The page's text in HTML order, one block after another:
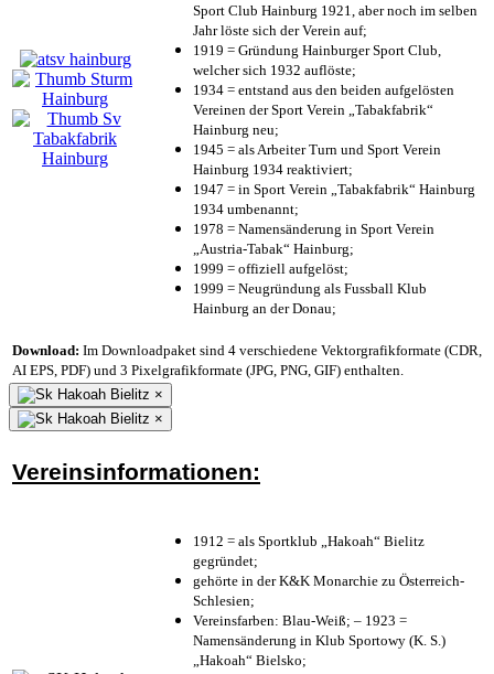
Sport Club Hainburg 1921, aber noch im selben
Jahr löste sich der Verein auf;
1919 = Gründung Hainburger Sport Club,
welcher sich 1932 auflöste;
1934 = entstand aus den beiden aufgelösten
Vereinen der Sport Verein „Tabakfabrik“
Hainburg neu;
1945 = als Arbeiter Turn und Sport Verein
Hainburg 1934 reaktiviert;
1947 = in Sport Verein „Tabakfabrik“ Hainburg
1934 umbenannt;
1978 = Namensänderung in Sport Verein
„Austria-Tabak“ Hainburg;
1999 = offiziell aufgelöst;
1999 = Neugründung als Fussball Klub
Hainburg an der Donau;
Download: Im Downloadpaket sind 4 verschiedene Vektorgrafikformate (CDR,
AI EPS, PDF) und 3 Pixelgrafikformate (JPG, PNG, GIF) enthalten.
×
×
Vereinsinformationen:
1912 = als Sportklub „Hakoah“ Bielitz
gegründet;
gehörte in der K&K Monarchie zu Österreich-
Schlesien;
Vereinsfarben: Blau-Weiß; – 1923 =
Namensänderung in Klub Sportowy (K. S.)
„Hakoah“ Bielsko;